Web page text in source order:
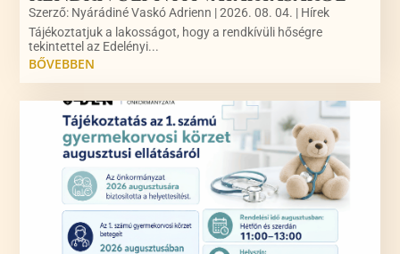
Szerző: Nyárádiné Vaskó Adrienn |2026. 08. 04. | Hírek
Tájékoztatjuk a lakosságot, hogy a rendkívüli hőségre
tekintettel az Edelényi...
BŐVEBBEN